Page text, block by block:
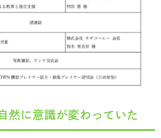
然に意識が変わっていた